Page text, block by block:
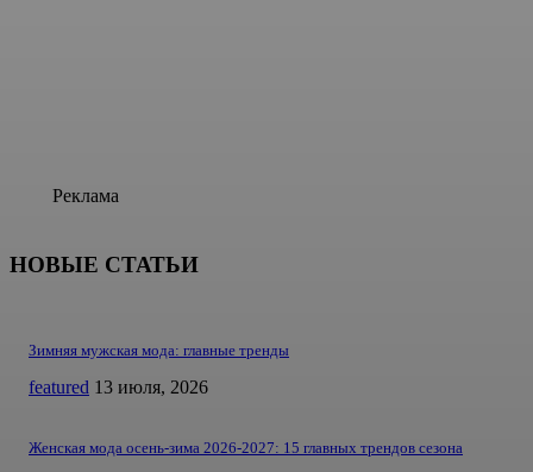
Реклама
НОВЫЕ СТАТЬИ
Зимняя мужская мода: главные тренды
featured 13 июля, 2026
Женская мода осень-зима 2026-2027: 15 главных трендов сезона